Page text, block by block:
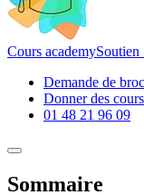
Cours academySoutien
Demande de
Donner des cours
01 48 21 96 09
Sommaire